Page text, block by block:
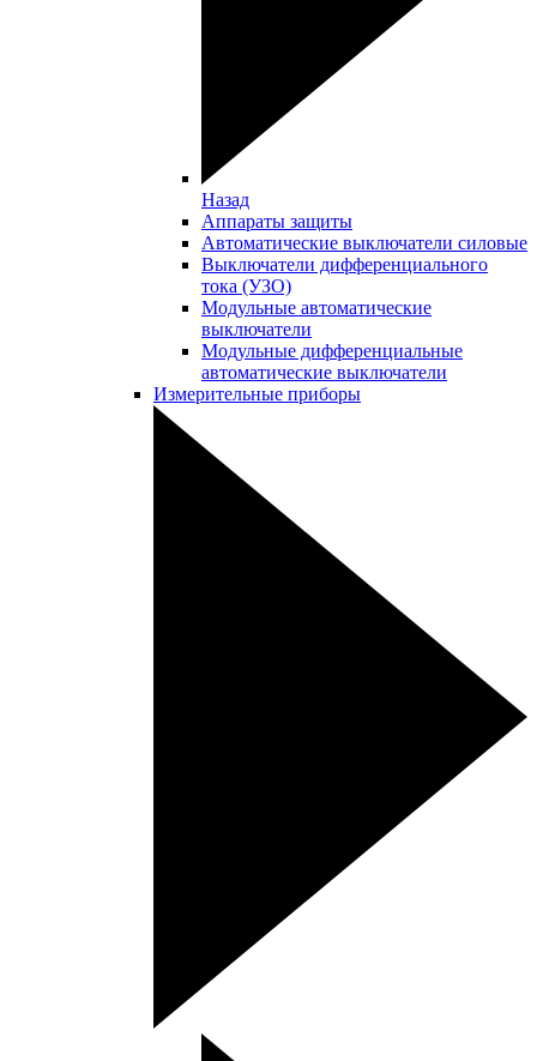
Назад
Аппараты защиты
Автоматические выключатели силовые
Выключатели дифференциального
тока (УЗО)
Модульные автоматические
выключатели
Модульные дифференциальные
автоматические выключатели
Измерительные приборы